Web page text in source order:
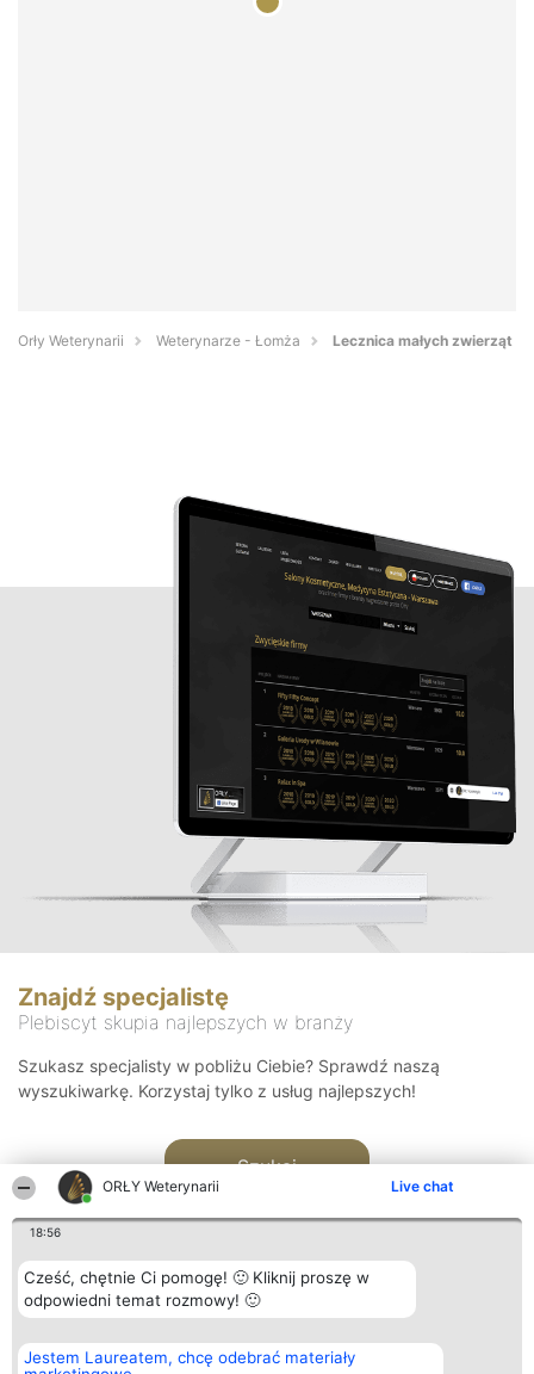
ORŁY Weterynarii Live chat
18:56
Cześć, chętnie Ci pomogę! 🙂 Kliknij proszę w
odpowiedni temat rozmowy! 🙂
Jestem Laureatem, chcę odebrać materiały
Orły Weterynarii Weterynarze - Łomża Lecznica małych zwierząt
Znajdź specjalistę
Plebiscyt skupia najlepszych w branży
Szukasz specjalisty w pobliżu Ciebie? Sprawdź naszą
wyszukiwarkę. Korzystaj tylko z usług najlepszych!
Szukaj
Organizator plebiscytu
Bright Side Solutions sp. z o.
Plebiscyt
Laureaci
Kontakt
Kontakt